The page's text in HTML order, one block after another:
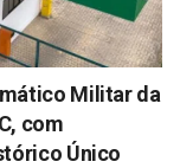
Militar da
com
Único